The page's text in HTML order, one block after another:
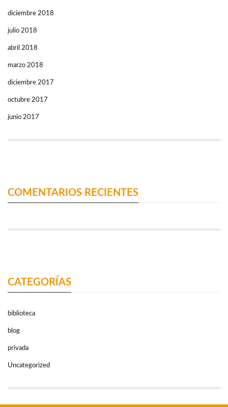
diciembre 2018
julio 2018
abril 2018
marzo 2018
diciembre 2017
octubre 2017
junio 2017
COMENTARIOS RECIENTES
CATEGORÍAS
biblioteca
blog
privada
Uncategorized